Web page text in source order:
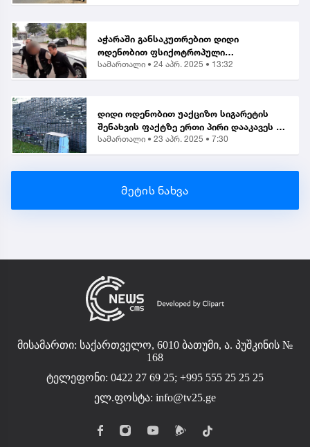
აჭარაში განსაკუთრებით დიდი
ოდენობით ფსიქოტროპული
ნივთიერების შეძენა-შენახვისა და
სამართალი • 24 აპრ. 2025 • 13:32
დიდი ოდენობით უაქციზო სიგარეტის
შენახვის ფაქტზე ერთი პირი დააკავეს |
საგამოძიებო
სამართალი • 23 აპრ. 2025 • 7:30
მეტის ნახვა
მისამართი: საქართველო, 6010 ბათუმი, ა. პუშკინის №
168
ტელეფონი: 0422 27 69 25; +995 555 25 25 25
ელ.ფოსტა: info@tv25.ge